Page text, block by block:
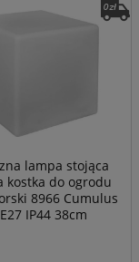
lampa stojąca
kostka do ogrodu
8966 Cumulus
IP44 38cm